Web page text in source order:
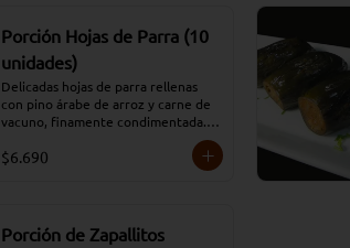
Porción Hojas de Parra (10
unidades)
Delicadas hojas de parra rellenas
con pino árabe de arroz y carne de
vacuno, finamente condimentada.
$6.690
Porción de Zapallitos